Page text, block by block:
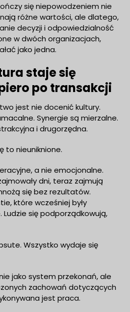
się niepowodzeniem nie
różne wartości, ale dlatego,
decyzji i odpowiedzialność
w dwóch organizacjach,
jako jedna.
staje się
po transakcji
jest nie docenić kultury.
Synergie są mierzalne.
i drugorzędna.
to nieuniknione.
a nie emocjonalne.
dni, teraz zajmują
się bez rezultatów.
które wcześniej były
Ludzie się podporządkowują,
Wszystko wydaje się
jako system przekonań, ale
zachowań dotyczących
jest praca.